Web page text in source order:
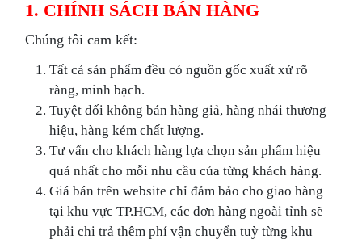
1. CHÍNH SÁCH BÁN HÀNG
Chúng tôi cam kết:
Tất cả sản phẩm đều có nguồn gốc xuất xứ rõ
ràng, minh bạch.
Tuyệt đối không bán hàng giả, hàng nhái thương
hiệu, hàng kém chất lượng.
Tư vấn cho khách hàng lựa chọn sản phẩm hiệu
quả nhất cho mỗi nhu cầu của từng khách hàng.
Giá bán trên website chỉ đảm bảo cho giao hàng
tại khu vực TP.HCM, các đơn hàng ngoài tỉnh sẽ
phải chi trả thêm phí vận chuyển tuỳ từng khu